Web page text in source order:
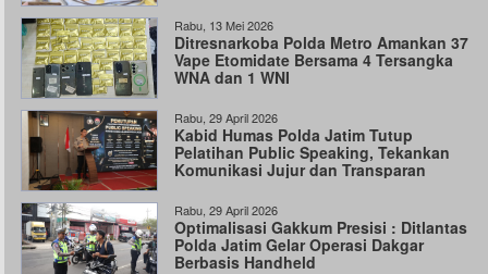
Rabu, 13 Mei 2026
Ditresnarkoba Polda Metro Amankan 37
Vape Etomidate Bersama 4 Tersangka
WNA dan 1 WNI
Rabu, 29 April 2026
Kabid Humas Polda Jatim Tutup
Pelatihan Public Speaking, Tekankan
Komunikasi Jujur dan Transparan
Rabu, 29 April 2026
Optimalisasi Gakkum Presisi : Ditlantas
Polda Jatim Gelar Operasi Dakgar
Berbasis Handheld